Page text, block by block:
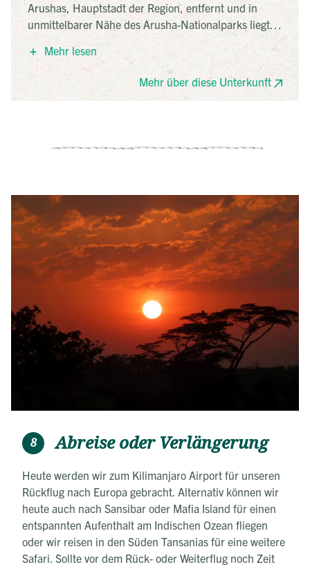
Arushas, Hauptstadt der Region, entfernt und in
unmittelbarer Nähe des Arusha-Nationalparks liegt
die idyllische African View Lodge. Die zwanzig
gemütlich eingerichteten Bungalows sind um den
Pool der Lodge angeordnet und laden zum
Entspannen ein. Für das perfekte Panorama sorgt der
Mehr lesen
Mehr über diese Unterkunft
8 Abreise oder Verlängerung
Heute werden wir zum Kilimanjaro Airport für unseren
Rückflug nach Europa gebracht. Alternativ können wir
heute auch nach Sansibar oder Mafia Island für einen
entspannten Aufenthalt am Indischen Ozean fliegen
oder wir reisen in den Süden Tansanias für eine weitere
Safari. Sollte vor dem Rück- oder Weiterflug noch Zeit